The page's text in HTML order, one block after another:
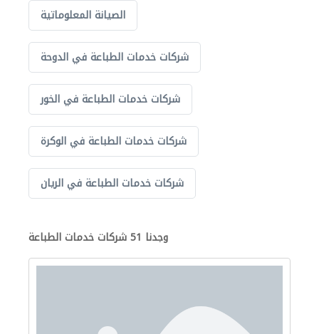
الصيانة المعلوماتية
شركات خدمات الطباعة في الدوحة
شركات خدمات الطباعة في الخور
شركات خدمات الطباعة في الوكرة
شركات خدمات الطباعة في الريان
وجدنا 51 شركات خدمات الطباعة